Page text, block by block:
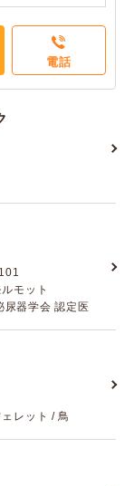
電話
モット
尿器学会 認定医
レット / 鳥